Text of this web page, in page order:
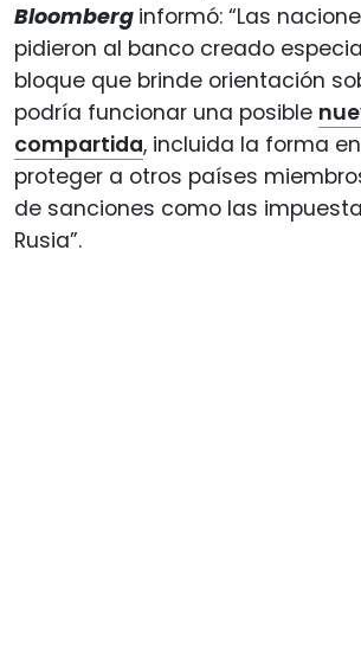
Bloomberg informó: “Las
pidieron al banco creado
bloque que brinde orientación
podría funcionar una posible
compartida, incluida la forma
proteger a otros países
de sanciones como las
Rusia”.